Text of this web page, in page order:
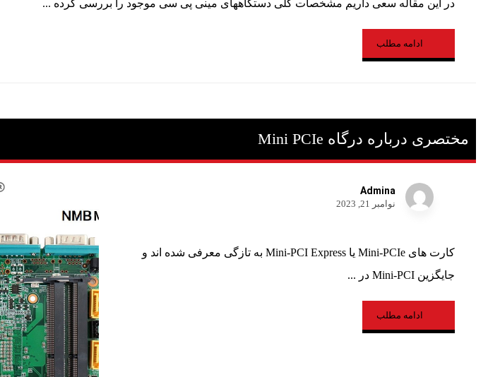
در این مقاله سعی داریم مشخصات کلی دستگاههای مینی پی سی موجود را بررسی کرده ...
ادامه مطلب
مختصری درباره درگاه Mini PCIe
Admina
نوامبر 21, 2023
کارت های Mini-PCIe یا Mini-PCI Express به تازگی معرفی شده اند و
جایگزین Mini-PCI در ...
ادامه مطلب